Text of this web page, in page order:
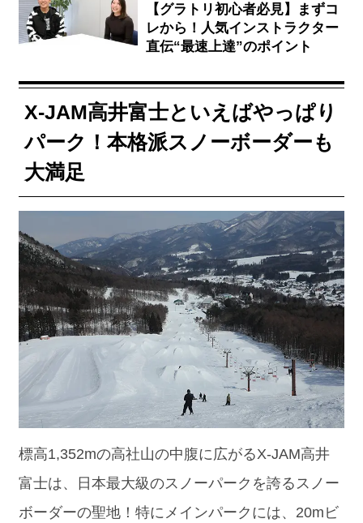
【グラトリ初心者必見】まずコ
レから！人気インストラクター
直伝“最速上達”のポイント
X-JAM高井富士といえばやっぱり
パーク！本格派スノーボーダーも
大満足
標高1,352mの高社山の中腹に広がるX-JAM高井
富士は、日本最大級のスノーパークを誇るスノー
ボーダーの聖地！特にメインパークには、20mビ